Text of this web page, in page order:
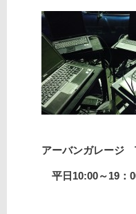
アーバンガレー
平日10:00～19